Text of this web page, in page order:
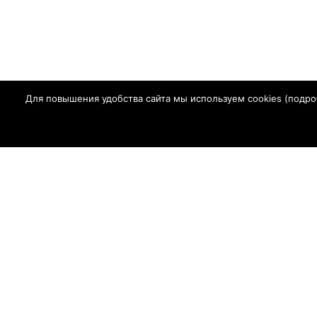
Для повышения удобства сайта мы используем cookies (